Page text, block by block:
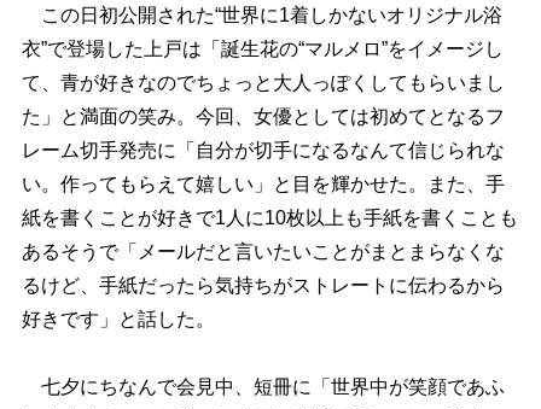
この日初公開された“世界に1着しかないオリジナル浴
衣”で登場した上戸は「誕生花の“マルメロ”をイメージし
て、青が好きなのでちょっと大人っぽくしてもらいまし
た」と満面の笑み。今回、女優としては初めてとなるフ
レーム切手発売に「自分が切手になるなんて信じられな
い。作ってもらえて嬉しい」と目を輝かせた。また、手
紙を書くことが好きで1人に10枚以上も手紙を書くことも
あるそうで「メールだと言いたいことがまとまらなくな
るけど、手紙だったら気持ちがストレートに伝わるから
好きです」と話した。
七夕にちなんで会見中、短冊に「世界中が笑顔であふ